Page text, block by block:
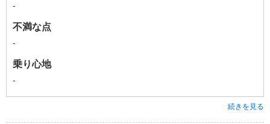
-
不満な点
-
乗り心地
-
続きを見る